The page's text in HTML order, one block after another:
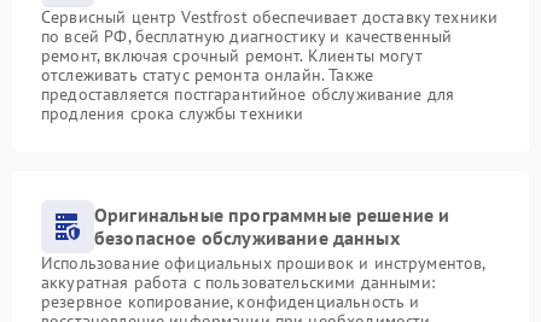
Сервисный центр Vestfrost обеспечивает доставку техники
по всей РФ, бесплатную диагностику и качественный
ремонт, включая срочный ремонт. Клиенты могут
отслеживать статус ремонта онлайн. Также
предоставляется постгарантийное обслуживание для
продления срока службы техники
Оригинальные программные решение и
безопасное обслуживание данных
Использование официальных прошивок и инструментов,
аккуратная работа с пользовательскими данными:
резервное копирование, конфиденциальность и